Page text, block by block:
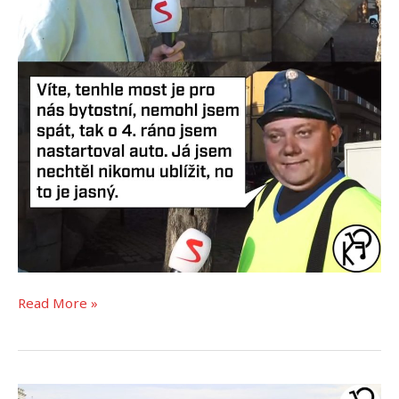
Read More »
37°